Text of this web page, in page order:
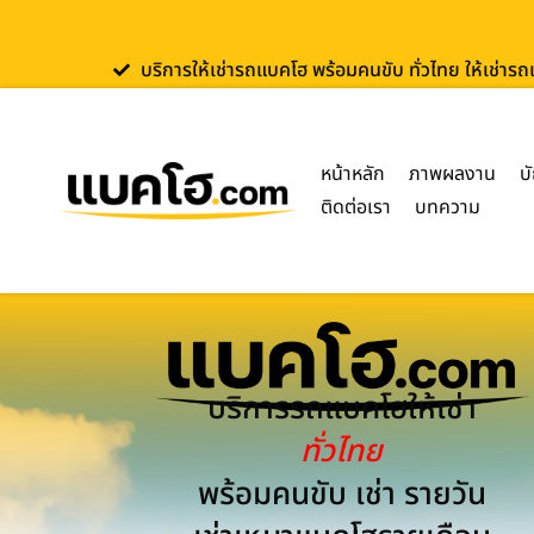
บริการให้เช่ารถแบคโฮ พร้อมคนขับ ทั่วไทย ให้เช่า
หน้าหลัก ภาพผลงาน
ติดต่อเรา
บทความ
บริการรถแบคโฮให้เช่า
ทั่วไทย
พร้อมคนขับ เช่า รายวัน